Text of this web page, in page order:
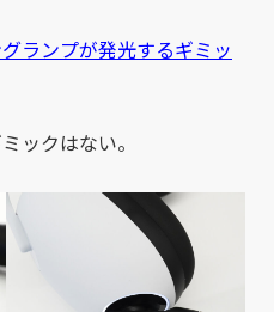
ランプが発光するギミッ
ックはない。